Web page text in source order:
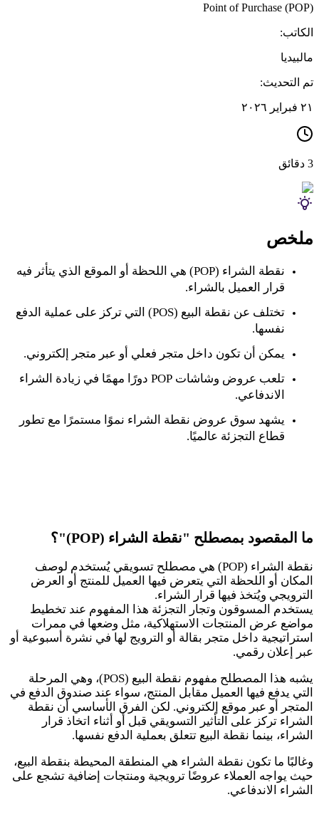
Point of Purchase (POP)
الكاتب:
مالبيديا
تم التحديث:
٢١ فبراير ٢٠٢٦
3 دقائق
ملخص
نقطة الشراء (POP) هي اللحظة أو الموقع الذي يتأثر فيه
قرار العميل بالشراء.
تختلف عن نقطة البيع (POS) التي تركز على عملية الدفع
نفسها.
يمكن أن تكون داخل متجر فعلي أو عبر متجر إلكتروني.
تلعب عروض وشاشات POP دورًا مهمًا في زيادة الشراء
الاندفاعي.
يشهد سوق عروض نقطة الشراء نموًا مستمرًا مع تطور
قطاع التجزئة عالميًا.
ما المقصود بمصطلح "نقطة الشراء (POP)"؟
نقطة الشراء (POP) هي مصطلح تسويقي يُستخدم لوصف
المكان أو اللحظة التي يتعرض فيها العميل للمنتج أو العرض
الترويجي ويُتخذ فيها قرار الشراء.
يستخدم المسوقون وتجار التجزئة هذا المفهوم عند تخطيط
مواضع عرض المنتجات الاستهلاكية، مثل وضعها في ممرات
استراتيجية داخل متجر بقالة أو الترويج لها في نشرة أسبوعية أو
عبر إعلان رقمي.
يشبه هذا المصطلح مفهوم نقطة البيع (POS)، وهي المرحلة
التي يدفع فيها العميل مقابل المنتج، سواء عند صندوق الدفع في
المتجر أو عبر موقع إلكتروني. لكن الفرق الأساسي أن نقطة
الشراء تركز على التأثير التسويقي قبل أو أثناء اتخاذ قرار
الشراء، بينما نقطة البيع تتعلق بعملية الدفع نفسها.
وغالبًا ما تكون نقطة الشراء هي المنطقة المحيطة بنقطة البيع،
حيث يواجه العملاء عروضًا ترويجية ومنتجات إضافية تشجع على
الشراء الاندفاعي.